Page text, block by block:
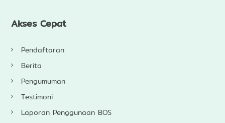
Akses Cepat
Pendaftaran
Berita
Pengumuman
Testimoni
Laporan Penggunaan BOS